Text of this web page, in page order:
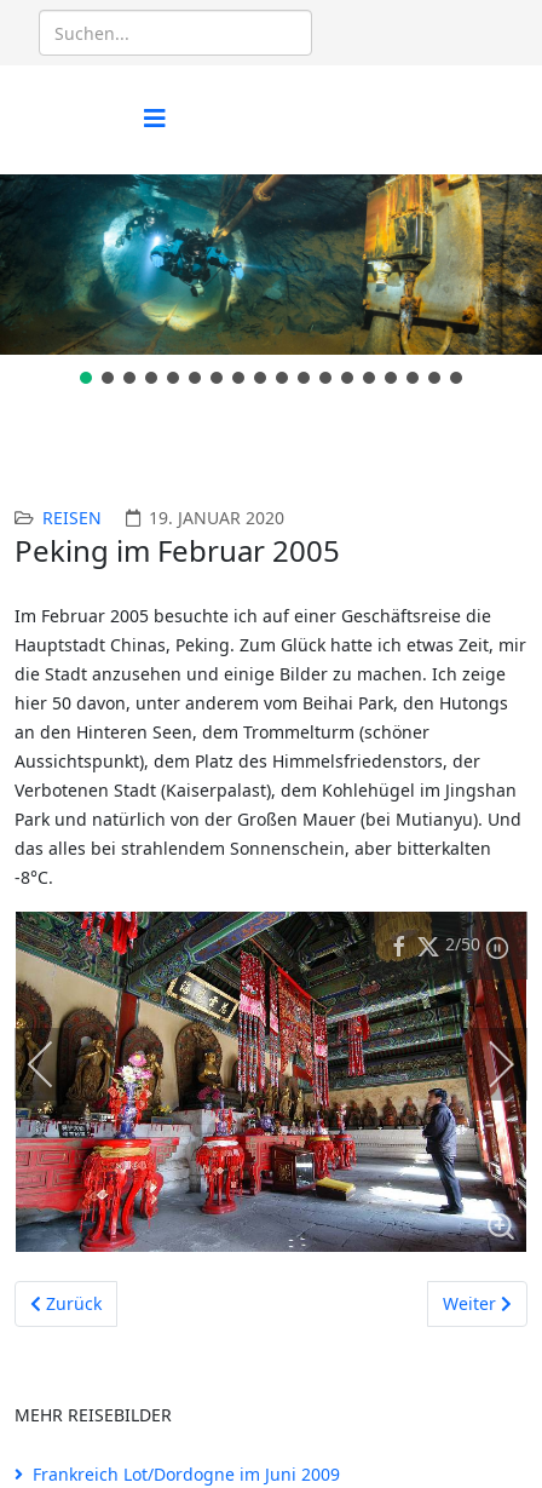
REISEN 19. JANUAR 2020
Peking im Februar 2005
Im Februar 2005 besuchte ich auf einer Geschäftsreise die
Hauptstadt Chinas, Peking. Zum Glück hatte ich etwas Zeit, mir
die Stadt anzusehen und einige Bilder zu machen. Ich zeige
hier 50 davon, unter anderem vom Beihai Park, den Hutongs
an den Hinteren Seen, dem Trommelturm (schöner
Aussichtspunkt), dem Platz des Himmelsfriedenstors, der
Verbotenen Stadt (Kaiserpalast), dem Kohlehügel im Jingshan
Park und natürlich von der Großen Mauer (bei Mutianyu). Und
das alles bei strahlendem Sonnenschein, aber bitterkalten
-8°C.
2/50
Vorheriger Beitrag: Madrid im Februar 2005
Zurück Nächster
Weiter
MEHR REISEBILDER
Frankreich Lot/Dordogne im Juni 2009